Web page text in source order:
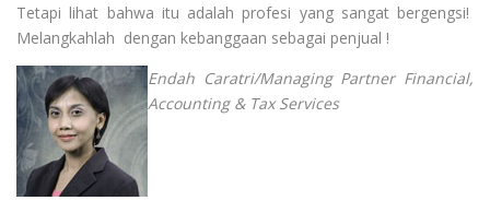
Tetapi lihat bahwa itu adalah profesi yang sangat bergengsi!
Melangkahlah dengan kebanggaan sebagai penjual !
Endah Caratri/Managing Partner Financial,
Accounting & Tax Services